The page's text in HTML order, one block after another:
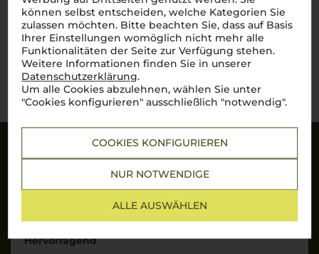
können selbst entscheiden, welche Kategorien Sie
zulassen möchten. Bitte beachten Sie, dass auf Basis
Ihrer Einstellungen womöglich nicht mehr alle
Funktionalitäten der Seite zur Verfügung stehen.
Weitere Informationen finden Sie in unserer
Datenschutzerklärung.
Um alle Cookies abzulehnen, wählen Sie unter
"Cookies konfigurieren" ausschließlich "notwendig".
COOKIES KONFIGURIEREN
NUR NOTWENDIGE
ALLE AUSWÄHLEN
inkl. MwSt. zzgl. Versand
Lebensmittel­angaben
Sicherheit
SSL-Daten­verschlüs­selung: Ihre Daten können
nicht von Unbe­fugten gelesen werden.
Hervorragend